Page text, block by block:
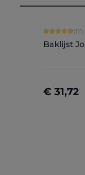
(17)
Baklijst
€ 31,72